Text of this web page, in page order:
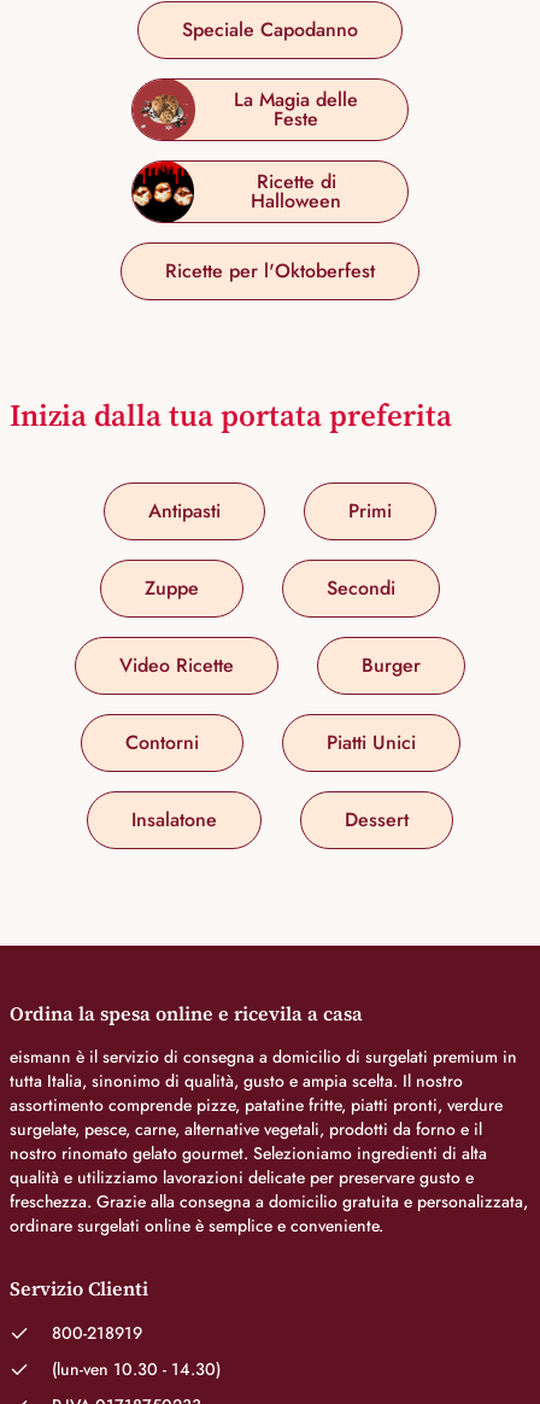
Speciale Capodanno
La Magia delle
Feste
Ricette di
Halloween
Ricette per l'Oktoberfest
Inizia dalla tua portata preferita
Antipasti Primi
Zuppe Secondi
Video Ricette Burger
Contorni Piatti Unici
Insalatone Dessert
Ordina la spesa online e ricevila a casa
eismann è il servizio di consegna a domicilio di surgelati premium in
tutta Italia, sinonimo di qualità, gusto e ampia scelta. Il nostro
assortimento comprende pizze, patatine fritte, piatti pronti, verdure
surgelate, pesce, carne, alternative vegetali, prodotti da forno e il
nostro rinomato gelato gourmet. Selezioniamo ingredienti di alta
qualità e utilizziamo lavorazioni delicate per preservare gusto e
freschezza. Grazie alla consegna a domicilio gratuita e personalizzata,
ordinare surgelati online è semplice e conveniente.
Servizio Clienti
800-218919
(lun-ven 10.30 - 14.30)